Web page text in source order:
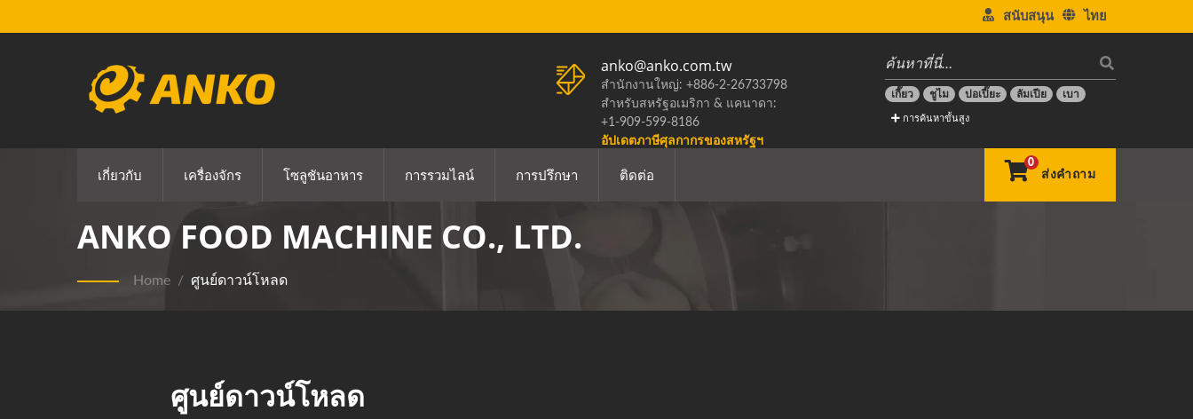
ไทย
สนับสนุน
เกี๊ยว ชูไม ปอเปี๊ยะ ลัมเปีย เบา
การค้นหาขั้นสูง
anko@anko.com.tw
สำนักงานใหญ่: +886-2-26733798
สำหรับสหรัฐอเมริกา & แคนาดา:
+1-909-599-8186
อัปเดตภาษีศุลกากรของสหรัฐฯ
เกี่ยวกับ เครื่องจักร โซลูชันอาหาร การรวมไลน์ การปรึกษา ติดต่อ
0
ส่งคำถาม
ANKO FOOD MACHINE CO., LTD.
Home / ศูนย์ดาวน์โหลด
ศูนย์ดาวน์โหลด